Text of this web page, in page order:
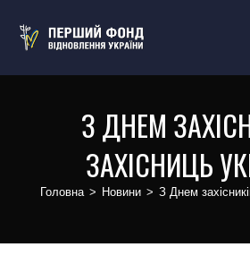
З ДНЕМ
ЗАХІСНИЦЬ
Головна > Новини > З Днем